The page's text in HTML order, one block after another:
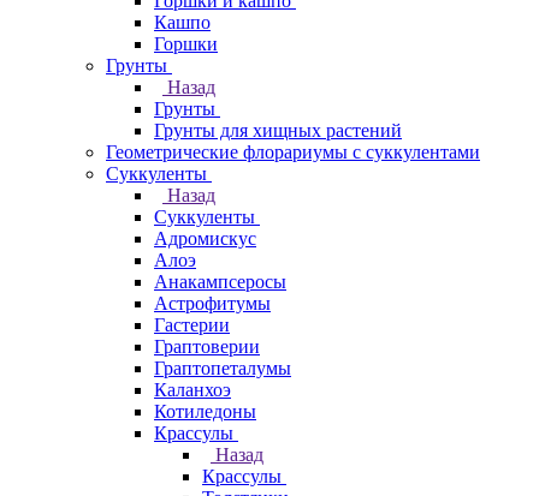
Кашпо
Горшки
Грунты
Назад
Грунты
Грунты для хищных растений
Геометрические флорариумы с суккулентами
Суккуленты
Назад
Суккуленты
Адромискус
Алоэ
Анакампсеросы
Астрофитумы
Гастерии
Граптоверии
Граптопеталумы
Каланхоэ
Котиледоны
Крассулы
Назад
Крассулы